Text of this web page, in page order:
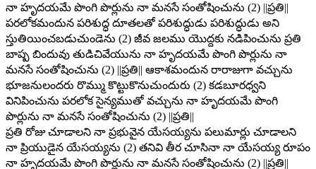
నా హృదయమే పొంగి పొర్లును నా మనసే సంతోషించును (2) ||ప్రతి||
పరలోకమందున పరిశుద్ధ దూతలతో పరిశుద్ధుడు పరిశుద్ధుడు అని
స్తుతియించబడుచుండెను (2) జీవ జలము యొద్దకు నడిపించును ప్రతి
బాష్ప బిందువు తుడిచివేయును నా హృదయమే పొంగి పొర్లును నా
మనసే సంతోషించును (2) ||ప్రతి|| ఆకాశమందున రారాజుగా వచ్చును
భూజనులందరు రొమ్ము కొట్టుకొనుచుందురు (2) కడబూరధ్వని
వినిపించును పరలోక సైన్యముతో వచ్చును నా హృదయమే పొంగి
పొర్లును నా మనసే సంతోషించును (2) ||ప్రతి||
ప్రతి రోజు చూడాలని నా ప్రభువైన యేసయ్యను పలుమార్లు చూడాలని
నా ప్రియుడైన యేసయ్యను (2) తనివి తీర చూసినా నా యేసయ్య రూపం
నా హృదయమే పొంగి పొర్లును నా మనసే సంతోషించును (2) ||ప్రతి||